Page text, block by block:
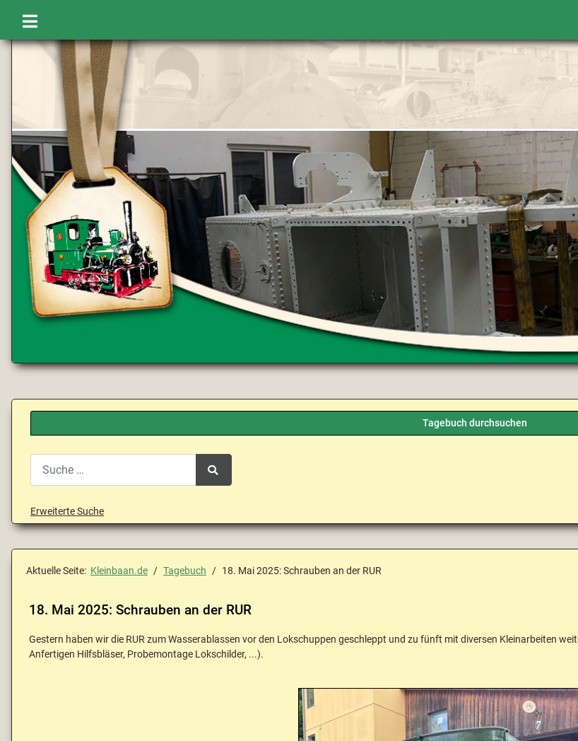
Tagebuch durchsuchen
Erweiterte Suche
Aktuelle Seite: Kleinbaan.de Tagebuch 18. Mai 2025: Schrauben an der RUR
18. Mai 2025: Schrauben an der RUR
Gestern haben wir die RUR zum Wasserablassen vor den Lokschuppen geschleppt und zu fünft mit diversen Kleinarbeiten
Anfertigen Hilfsbläser, Probemontage Lokschilder, ...).